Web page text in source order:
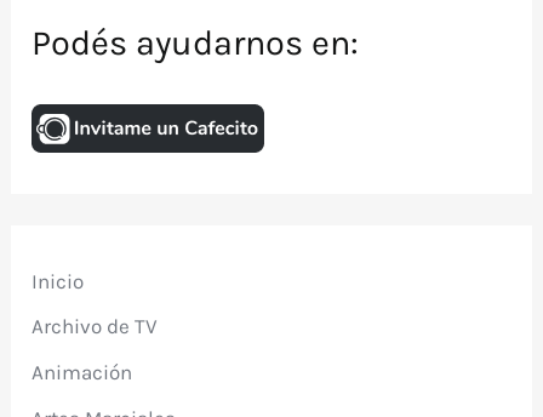
Podés ayudarnos en:
Inicio
Archivo de TV
Animación